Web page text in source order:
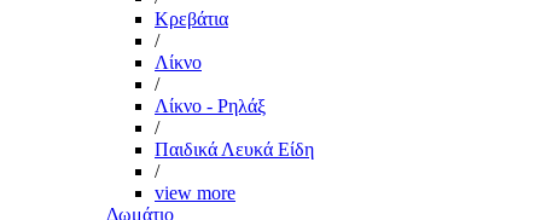
Κρεβάτια
/
Λίκνο
/
Λίκνο - Ρηλάξ
/
Παιδικά Λευκά Είδη
/
view more
Δωμάτιο